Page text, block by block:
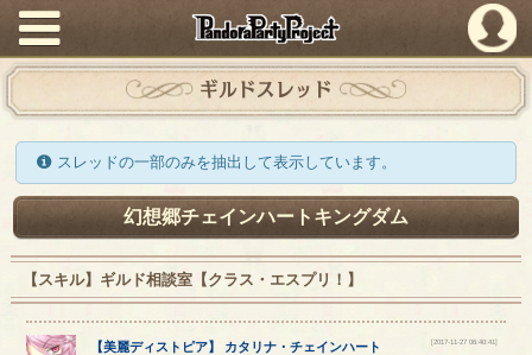
PandoraPartyProject
ギルドスレッド
スレッドの一部のみを抽出して表示しています。
幻想郷チェインハートキングダム
【スキル】ギルド相談室【クラス・エスプリ！】
【美麗ディストピア】 カタリナ ・チェインハート
[2017-11-27 06:40:41]